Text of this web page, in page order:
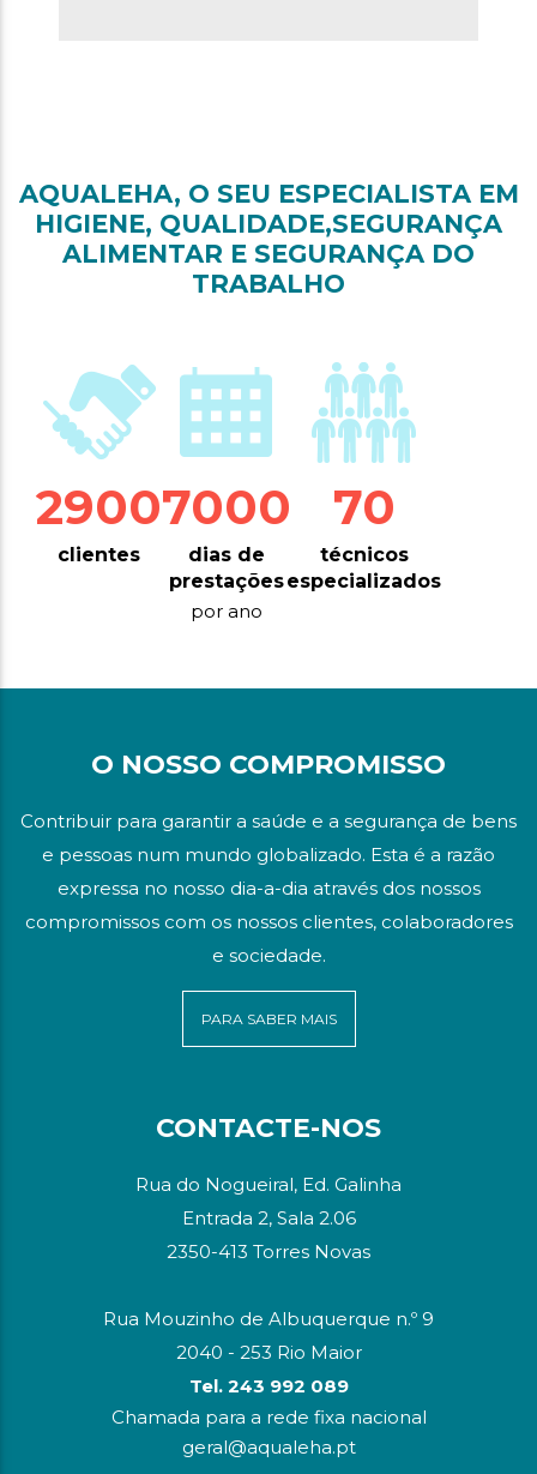
AQUALEHA, O SEU ESPECIALISTA EM
HIGIENE, QUALIDADE,SEGURANÇA
ALIMENTAR E SEGURANÇA DO
TRABALHO
2900
clientes
7000
dias de
prestações
por ano
70
técnicos
especializados
O NOSSO COMPROMISSO
Contribuir para garantir a saúde e a segurança de bens
e pessoas num mundo globalizado. Esta é a razão
expressa no nosso dia-a-dia através dos nossos
compromissos com os nossos clientes, colaboradores
e sociedade.
PARA SABER MAIS
CONTACTE-NOS
Rua do Nogueiral, Ed. Galinha
Entrada 2, Sala 2.06
2350-413 Torres Novas
Rua Mouzinho de Albuquerque n.º 9
2040 - 253 Rio Maior
Tel. 243 992 089
Chamada para a rede fixa nacional
geral@aqualeha.pt